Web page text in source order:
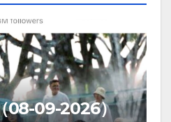
08-09-2026）